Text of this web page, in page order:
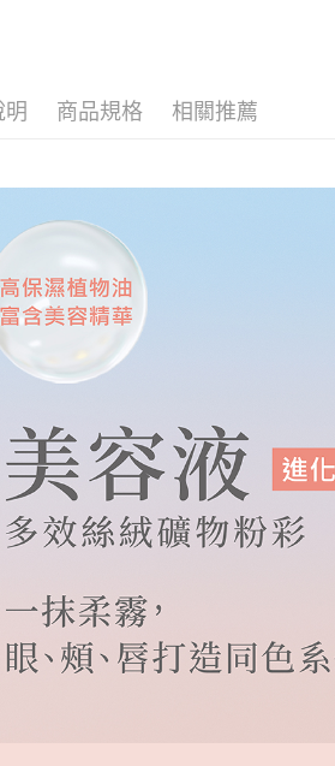
明 商品規格 相關推薦